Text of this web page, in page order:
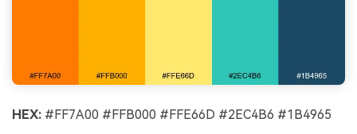
HEX: #FF7A00 #FFB000 #FFE66D #2EC4B6 #1B4965